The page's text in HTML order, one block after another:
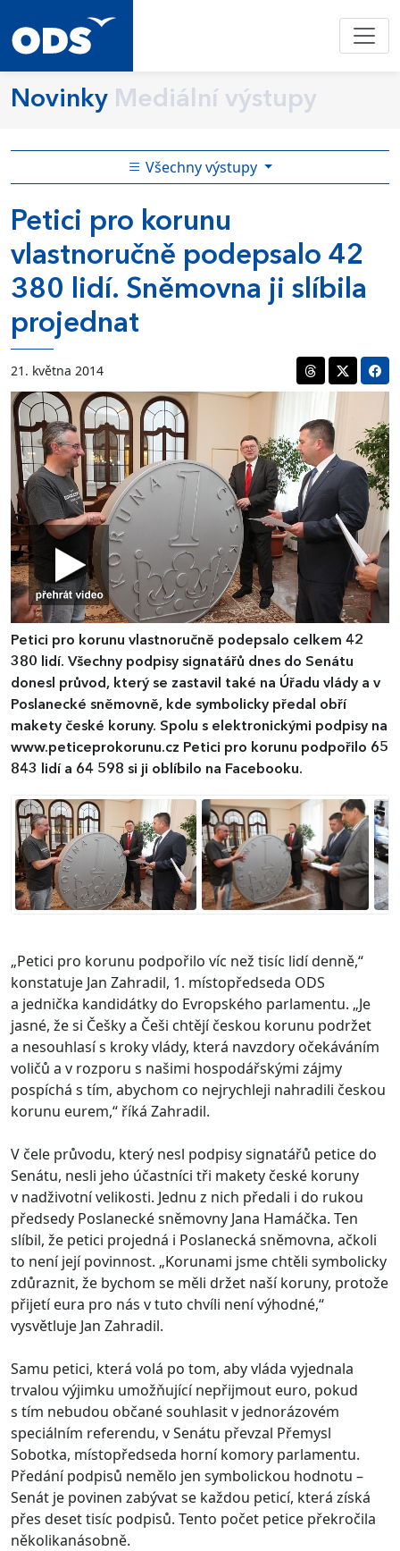
Novinky Mediální výstupy
Všechny výstupy
Petici pro korunu
vlastnoručně podepsalo 42
380 lidí. Sněmovna ji slíbila
projednat
21. května 2014
Petici pro korunu vlastnoručně podepsalo celkem 42
380 lidí. Všechny podpisy signatářů dnes do Senátu
donesl průvod, který se zastavil také na Úřadu vlády a v
Poslanecké sněmovně, kde symbolicky předal obří
makety české koruny. Spolu s elektronickými podpisy na
www.peticeprokorunu.cz Petici pro korunu podpořilo 65
843 lidí a 64 598 si ji oblíbilo na Facebooku.
„Petici pro korunu podpořilo víc než tisíc lidí denně,“
konstatuje Jan Zahradil, 1. místopředseda ODS
a jednička kandidátky do Evropského parlamentu. „Je
jasné, že si Češky a Češi chtějí českou korunu podržet
a nesouhlasí s kroky vlády, která navzdory očekáváním
voličů a v rozporu s našimi hospodářskými zájmy
pospíchá s tím, abychom co nejrychleji nahradili českou
korunu eurem,“ říká Zahradil.
V čele průvodu, který nesl podpisy signatářů petice do
Senátu, nesli jeho účastníci tři makety české koruny
v nadživotní velikosti. Jednu z nich předali i do rukou
předsedy Poslanecké sněmovny Jana Hamáčka. Ten
slíbil, že petici projedná i Poslanecká sněmovna, ačkoli
to není její povinnost. „Korunami jsme chtěli symbolicky
zdůraznit, že bychom se měli držet naší koruny, protože
přijetí eura pro nás v tuto chvíli není výhodné,“
vysvětluje Jan Zahradil.
Samu petici, která volá po tom, aby vláda vyjednala
trvalou výjimku umožňující nepřijmout euro, pokud
s tím nebudou občané souhlasit v jednorázovém
speciálním referendu, v Senátu převzal Přemysl
Sobotka, místopředseda horní komory parlamentu.
Předání podpisů nemělo jen symbolickou hodnotu –
Senát je povinen zabývat se každou peticí, která získá
přes deset tisíc podpisů. Tento počet petice překročila
několikanásobně.